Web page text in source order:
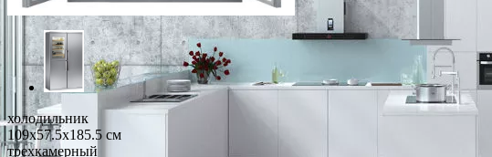
холодильник
109x57.5x185.5 см
трехкамерный